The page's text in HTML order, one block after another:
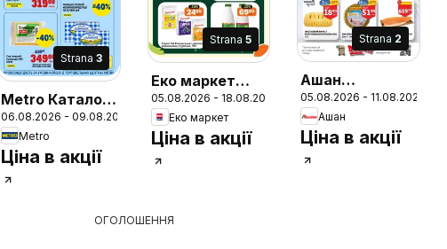
Strana 3
Metro Каталог
"Вигідних
вихідних
06.08.2026 - 09.08.2026
Metro
Ціна в акції
Strana5
Еко маркет
Поточний
каталог
05.08.2026 - 18.08.2026
Еко маркет
Ціна в акції
Strana 2
Ашан
Поточний
каталог
05.08.2026 - 11.08.2026
Ашан
Ціна в акції
ОГОЛОШЕННЯ